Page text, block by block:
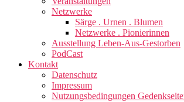
Netzwerke
Särge . Urnen . Blumen
Netzwerke . Pionierinnen
Ausstellung Leben-Aus-Gestorben
PodCast
Kontakt
Datenschutz
Impressum
Nutzungsbedingungen